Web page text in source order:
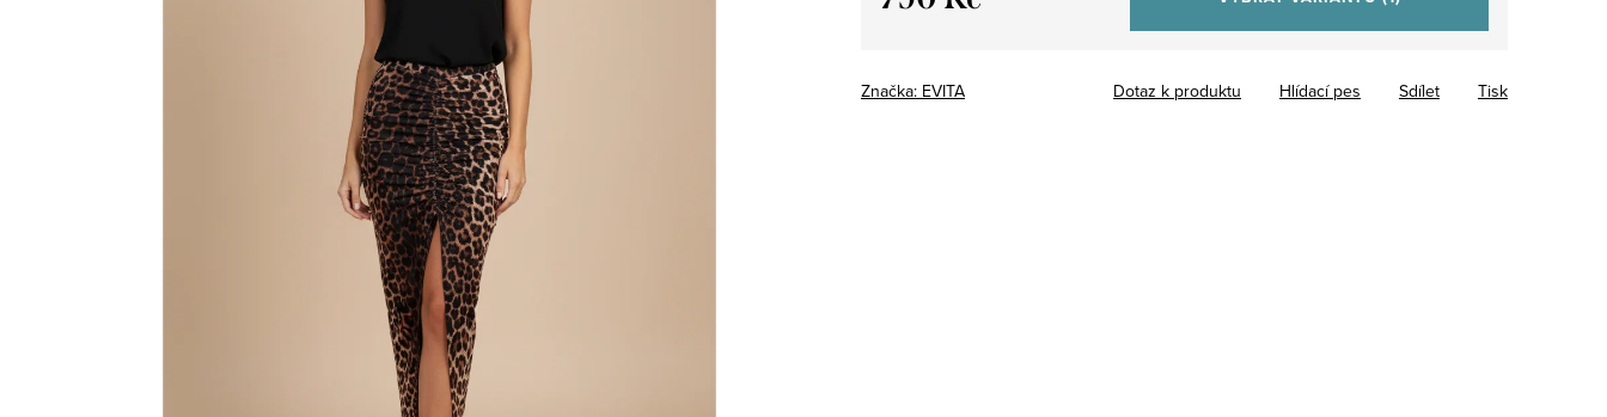
Značka: EVITA Tisk
Dotaz k produktu Hlídací pes Sdílet